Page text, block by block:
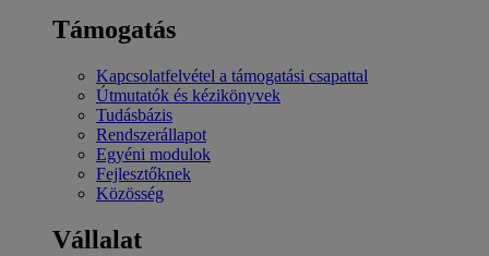
Támogatás
Kapcsolatfelvétel a támogatási csapattal
Útmutatók és kézikönyvek
Tudásbázis
Rendszerállapot
Egyéni modulok
Fejlesztőknek
Közösség
Vállalat